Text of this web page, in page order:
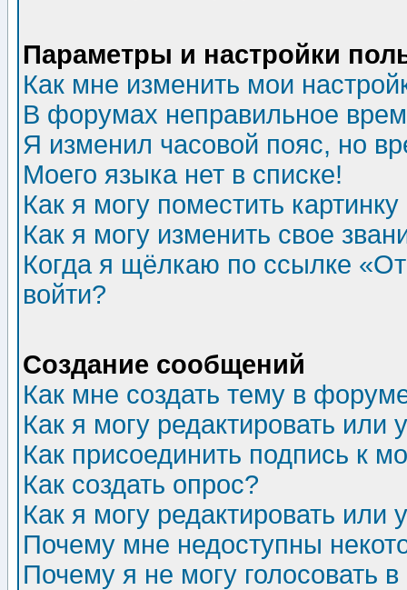
Параметры и настройки
Как мне изменить мои
В форумах неправильное
Я изменил часовой пояс, но
Моего языка нет в списке!
Как я могу поместить
Как я могу изменить свое
Когда я щёлкаю по ссылке
войти?
Создание сообщений
Как мне создать тему в
Как я могу редактировать или
Как присоединить подпись к
Как создать опрос?
Как я могу редактировать или
Почему мне недоступны
Почему я не могу голосовать